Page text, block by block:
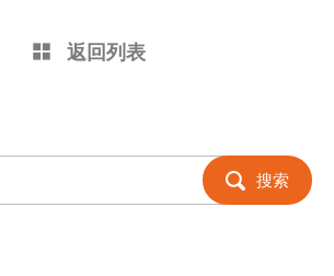
返回列表
搜索